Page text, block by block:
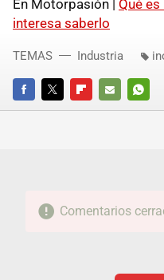
En Motorpasión | Qué
interesa saberlo
FACEBOOKTWITTERFLIPBOARD
E-
TEMAS Industria
Comentarios